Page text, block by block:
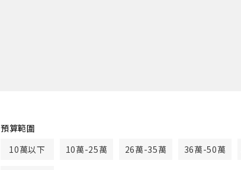
預算範圍
10萬以下
10萬-25萬 26萬-35萬 36萬-50萬